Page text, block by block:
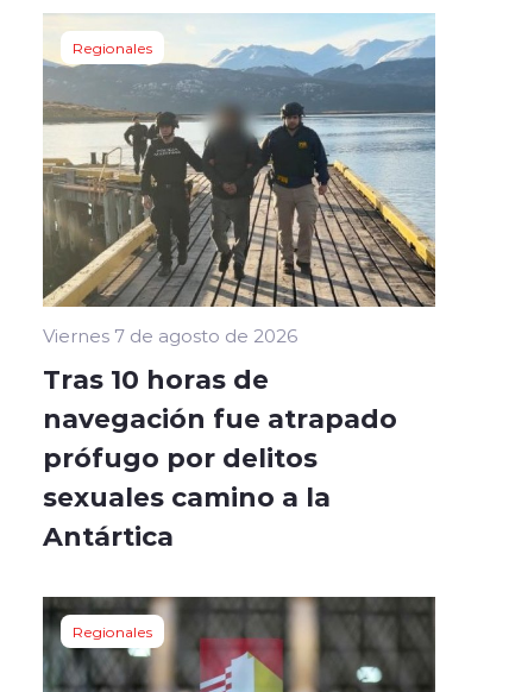
Regionales
Viernes 7 de agosto de 2026
Tras 10 horas de
navegación fue atrapado
prófugo por delitos
sexuales camino a la
Antártica
Regionales